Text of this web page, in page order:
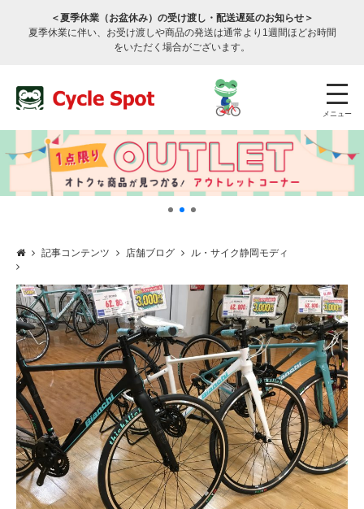
＜夏季休業（お盆休み）の受け渡し・配送遅延のお知らせ＞
夏季休業に伴い、お受け渡しや商品の発送は通常より1週間ほどお時間
をいただく場合がございます。
メニュー
サービスのご案内
サービス全般
修理・メンテナンス工賃
盗難保証
記事コンテンツ 店舗ブログ ル・サイク静岡モディ